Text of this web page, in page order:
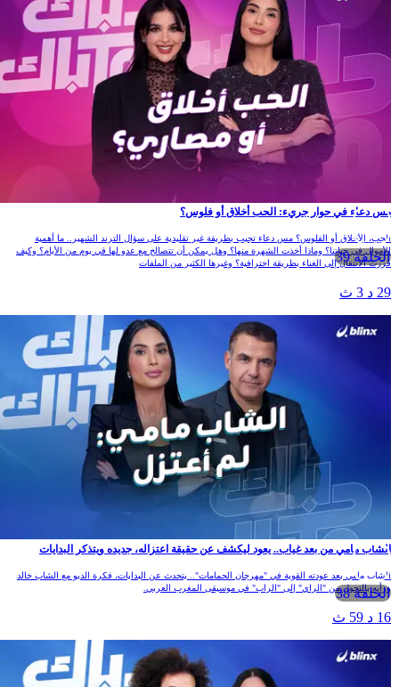
الحلقة 39
مس دعاء في حوار جريء: الحب أخلاق أو فلوس؟
الحب، الأخلاق أو الفلوس؟ مس دعاء تجيب بطريقة غير تقليدية على سؤال الترند الشهير.. ما أهمية
الأموال في حياتنا؟ وماذا أخذت الشهرة منها؟ وهل يمكن أن تتصالح مع عدو لها في يوم من الأيام؟ وكيف
قررت الانتقال إلى الغناء بطريقة احترافية؟ وغيرها الكثير من الملفات
29 د 3 ث
الحلقة 38
الشاب مامي من بعد غياب.. يعود ليكشف عن حقيقة اعتزاله، جديده ويتذكر البدايات
الشاب مامي بعد عودته القوية في "مهرجان الحمامات".. يتحدث عن البدايات، فكرة الديو مع الشاب خالد
ورأيه بالتحول من "الراي" إلى "الراب" في موسيقى المغرب العربي.
16 د 59 ث